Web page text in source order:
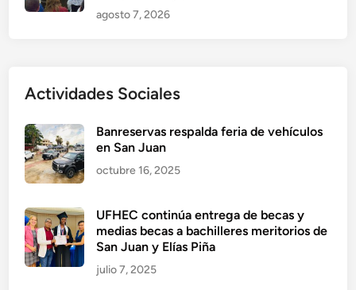
agosto 7, 2026
Actividades Sociales
Banreservas respalda feria de vehículos
en San Juan
octubre 16, 2025
UFHEC continúa entrega de becas y
medias becas a bachilleres meritorios de
San Juan y Elías Piña
julio 7, 2025